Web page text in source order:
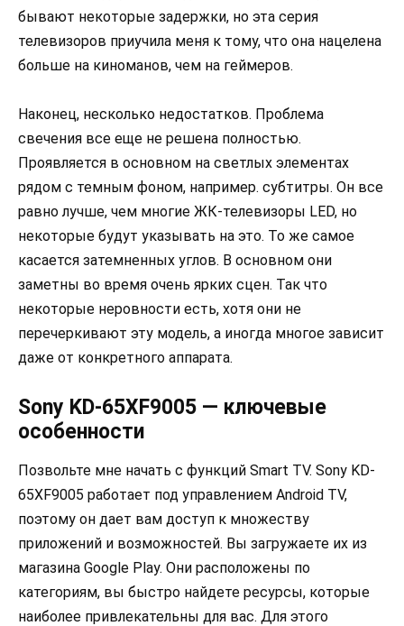
бывают некоторые задержки, но эта серия
телевизоров приучила меня к тому, что она нацелена
больше на киноманов, чем на геймеров.
Наконец, несколько недостатков. Проблема
свечения все еще не решена полностью.
Проявляется в основном на светлых элементах
рядом с темным фоном, например. субтитры. Он все
равно лучше, чем многие ЖК-телевизоры LED, но
некоторые будут указывать на это. То же самое
касается затемненных углов. В основном они
заметны во время очень ярких сцен. Так что
некоторые неровности есть, хотя они не
перечеркивают эту модель, а иногда многое зависит
даже от конкретного аппарата.
Sony KD-65XF9005 — ключевые
особенности
Позвольте мне начать с функций Smart TV. Sony KD-
65XF9005 работает под управлением Android TV,
поэтому он дает вам доступ к множеству
приложений и возможностей. Вы загружаете их из
магазина Google Play. Они расположены по
категориям, вы быстро найдете ресурсы, которые
наиболее привлекательны для вас. Для этого